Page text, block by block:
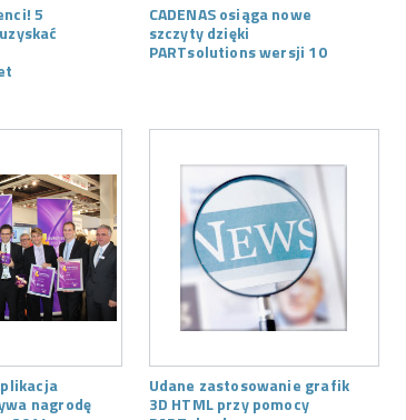
5
CADENAS osiąga nowe
szczyty dzięki
PARTsolutions wersji 10
nagrodę
Udane zastosowanie grafik
3D HTML przy pomocy